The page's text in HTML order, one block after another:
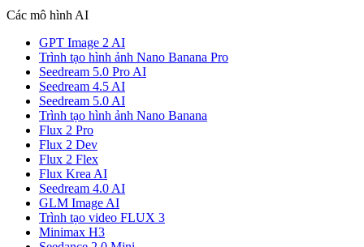
Các mô hình AI
GPT Image 2 AI
Trình tạo hình ảnh Nano Banana Pro
Seedream 5.0 Pro AI
Seedream 4.5 AI
Seedream 5.0 AI
Trình tạo hình ảnh Nano Banana
Flux 2 Pro
Flux 2 Dev
Flux 2 Flex
Flux Krea AI
Seedream 4.0 AI
GLM Image AI
Trình tạo video FLUX 3
Minimax H3